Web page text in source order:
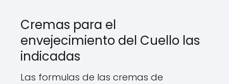
Cremas para el
envejecimiento del Cuello las
indicadas
Las formulas de las cremas de